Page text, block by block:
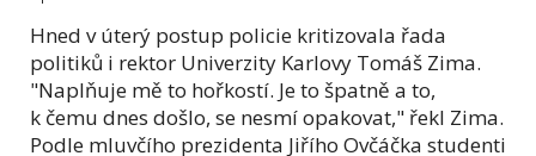
Hned v úterý postup policie kritizovala řada
politiků i rektor Univerzity Karlovy Tomáš Zima.
"Naplňuje mě to hořkostí. Je to špatně a to,
k čemu dnes došlo, se nesmí opakovat," řekl Zima.
Podle mluvčího prezidenta Jiřího Ovčáčka studenti